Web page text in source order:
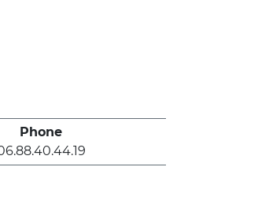
Phone